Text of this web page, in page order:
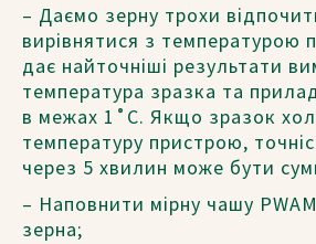
– Даємо зерну трохи
вирівнятися з температурою
дає найточніші результати
температура зразка та
в межах 1˚C. Якщо зразок
температуру пристрою,
через 5 хвилин може бути
– Наповнити мірну чашу
зерна;